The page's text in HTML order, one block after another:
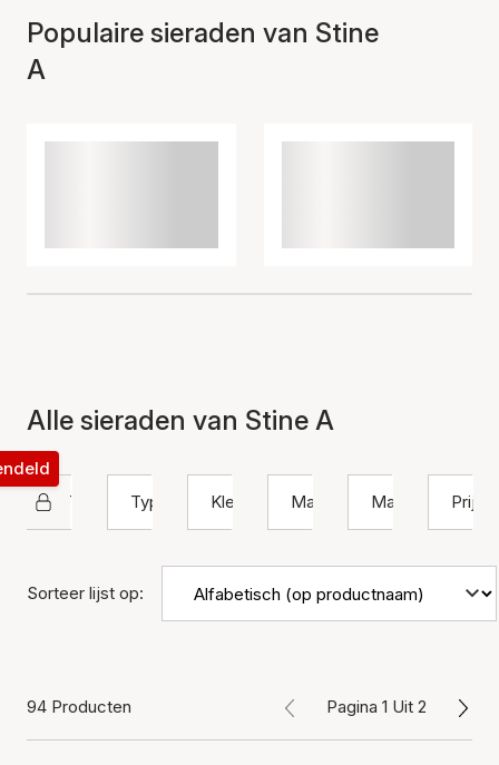
Populaire sieraden van Stine
A
Alle sieraden van Stine A
STINE A Jewelry
Type
Kleur Materiaal Maat Prijs
Sorteer lijst op:
94 Producten Pagina 1 Uit 2